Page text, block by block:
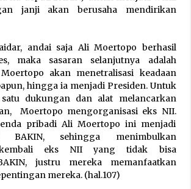
janji akan berusaha mendirikan
andai saja Ali Moertopo berhasil
maka sasaran selanjutnya adalah
akan menetralisasi keadaan
hingga ia menjadi Presiden. Untuk
dukungan dan alat melancarkan
Moertopo mengorganisasi eks NII.
pribadi Ali Moertopo ini menjadi
BAKIN, sehingga menimbulkan
kembali eks NII yang tidak bisa
justru mereka memanfaatkan
mereka. (hal.107)